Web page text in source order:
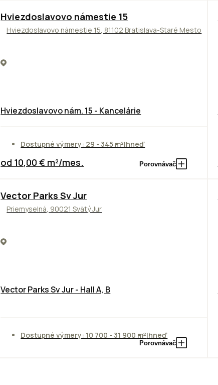
ODPORÚČAME
Hviezdoslavovo námestie 15
Hviezdoslavovo námestie 15, 81102 Bratislava-Staré Mesto
Hviezdoslavovo nám. 15 - Kancelárie
Dostupné výmery: 29 - 345 m²Ihneď
od 10,00 € m²/mes. Porovnávač
Vector Parks Sv Jur
Priemyselná, 90021 Svätý Jur
Vector Parks Sv Jur - Hall A, B
Dostupné výmery: 10 700 - 31 900 m²Ihneď
Porovnávač